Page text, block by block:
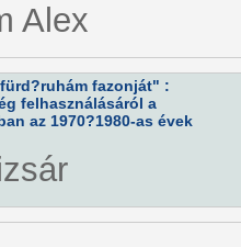
Alex
fazonját" :
felhasználásáról a
az 1970?1980-as évek